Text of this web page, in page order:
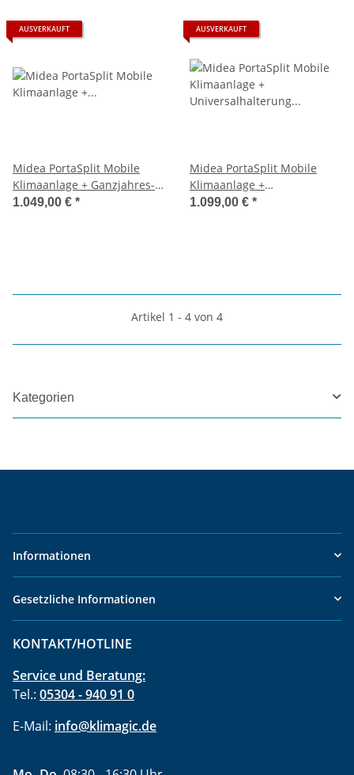
AUSVERKAUFT
Midea PortaSplit Mobile
Klimaanlage + Ganzjahres-
Fensterabdichtung
1.049,00 € *
AUSVERKAUFT
Midea PortaSplit Mobile
Klimaanlage +
Universalhalterung +
1.099,00 € *
Artikel 1 - 4 von 4
Kategorien
Informationen
Gesetzliche Informationen
KONTAKT/HOTLINE
Service und Beratung:
Tel.: 05304 - 940 91 0
E-Mail: info@klimagic.de